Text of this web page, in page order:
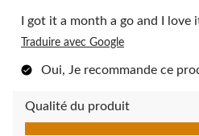
I got it a month a go and I love
Traduire avec Google
Oui, Je recommande ce
Qualité du produit
Qualité du produit, 5.0 sur 5